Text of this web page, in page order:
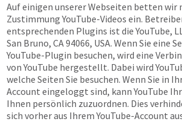
Auf einigen unserer Webseiten betten wir
Zustimmung YouTube-Videos ein.
entsprechenden Plugins ist die YouTube,
San Bruno, CA 94066, USA. Wenn Sie eine
YouTube-Plugin besuchen, wird eine
von YouTube hergestellt. Dabei wird
welche Seiten Sie besuchen. Wenn Sie in
Account eingeloggt sind, kann YouTube
Ihnen persönlich zuzuordnen. Dies
sich vorher aus Ihrem YouTube-Account